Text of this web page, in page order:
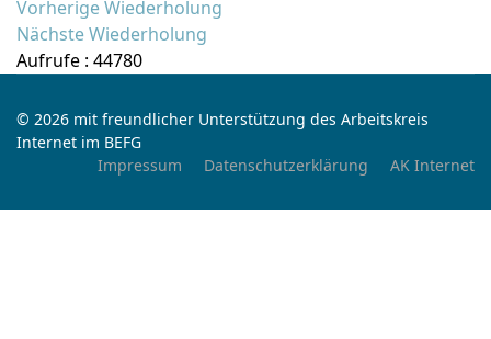
Vorherige Wiederholung
Nächste Wiederholung
Aufrufe : 44780
© 2026 mit freundlicher Unterstützung des Arbeitskreis
Internet im BEFG
Impressum
Datenschutzerklärung AK Internet